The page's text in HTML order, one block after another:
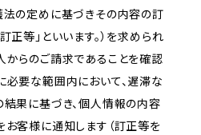
法の定めに基づきその内容の訂
正等」といいます。）を求められ
からのご請求であることを確認
必要な範囲内において、遅滞な
結果に基づき、個人情報の内容
お客様に通知します（訂正等を